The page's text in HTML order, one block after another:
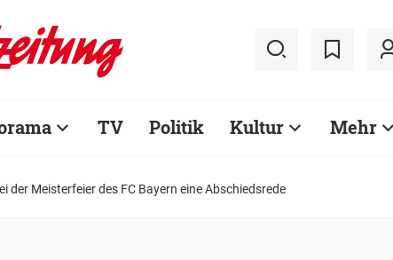
TV Politik Kultur Mehr
der Meisterfeier des FC Bayern eine Abschiedsrede